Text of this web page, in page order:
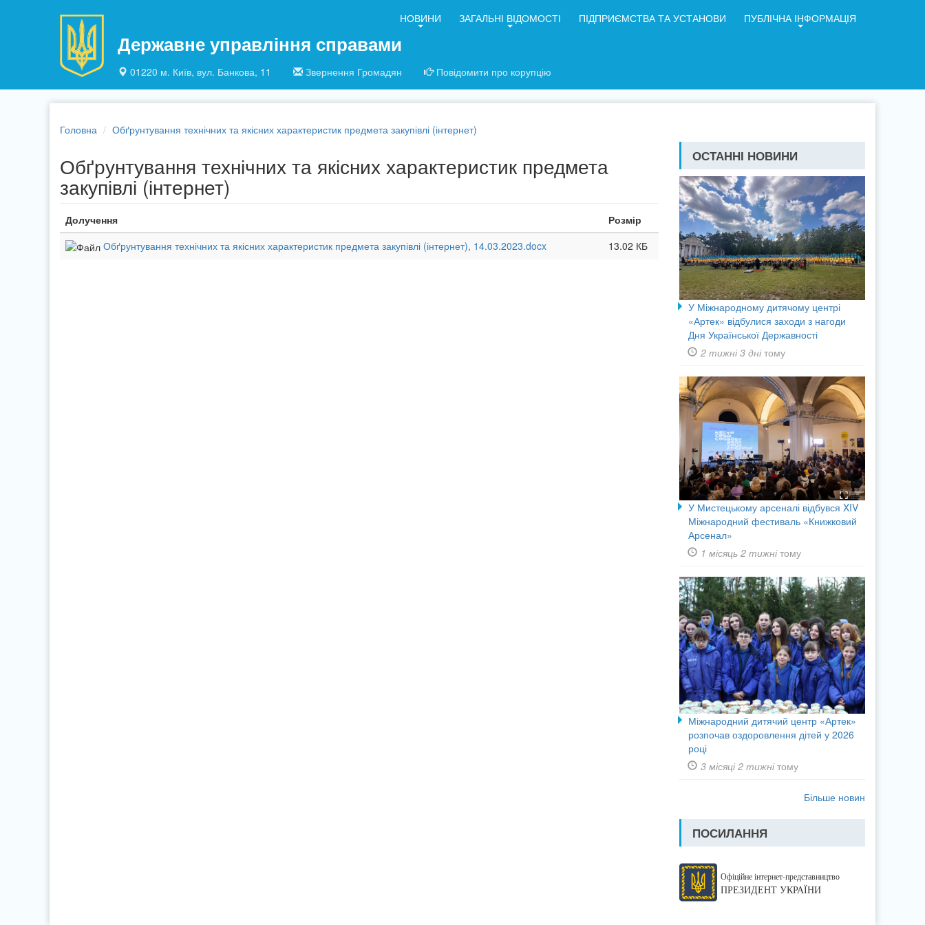
Державне управління справами
01220 м. Київ, вул. Банкова, 11 Звернення Громадян Повідомити про корупцію
НОВИНИ ЗАГАЛЬНІ ВІДОМОСТІ ПІДПРИЄМСТВА ТА УСТАНОВИ ПУБЛІЧНА ІНФОРМАЦІЯ
Головна Обґрунтування технічних та якісних характеристик предмета закупівлі (інтернет)
Обґрунтування технічних та якісних характеристик предмета
закупівлі (інтернет)
Долучення
Розмір
Обґрунтування технічних та якісних характеристик предмета закупівлі (інтернет), 14.03.2023.docx
13.02 КБ
ОСТАННІ НОВИНИ
У Міжнародному дитячому центрі
«Артек» відбулися заходи з нагоди
Дня Української Державності
2 тижні 3 днітому
У Мистецькому арсеналі відбувся XIV
Міжнародний фестиваль «Книжковий
Арсенал»
1 місяць 2 тижнітому
Міжнародний дитячий центр «Артек»
розпочав оздоровлення дітей у 2026
році
3 місяці 2 тижнітому
Більше новин
ПОСИЛАННЯ
Офіційне інтернет-представництво
ПРЕЗИДЕНТ УКРАЇНИ